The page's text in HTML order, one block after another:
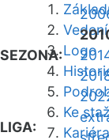
Logo
Ke
Kariéra
SEZONA:
LIGA: